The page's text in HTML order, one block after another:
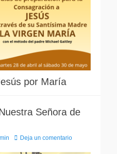
por María
Señora de
Deja un comentario